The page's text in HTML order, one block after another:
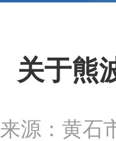
关于熊
来源：黄